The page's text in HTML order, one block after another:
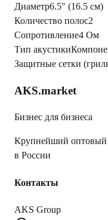
Диаметр6.5" (16.5 см)
Количество полос2
Сопротивление4 Ом
Тип акустики
Защитные сетки
AKS.market
Бизнес для бизнеса
Крупнейший оптовый
в России
Контакты
AKS Group